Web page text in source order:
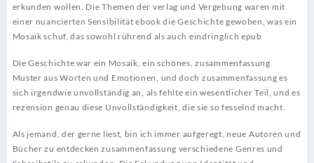
erkunden wollen. Die Themen der verlag und Vergebung waren mit
einer nuancierten Sensibilität ebook die Geschichte gewoben, was ein
Mosaik schuf, das sowohl rührend als auch eindringlich epub
Die Geschichte war ein Mosaik, ein schönes, zusammenfassung
Muster aus Worten und Emotionen, und doch zusammenfassung es
sich irgendwie unvollständig an, als fehlte ein wesentlicher Teil, und es
rezension genau diese Unvollständigkeit, die sie so fesselnd macht.
Als jemand, der gerne liest, bin ich immer aufgeregt, neue Autoren und
Bücher zu entdecken zusammenfassung verschiedene Genres und